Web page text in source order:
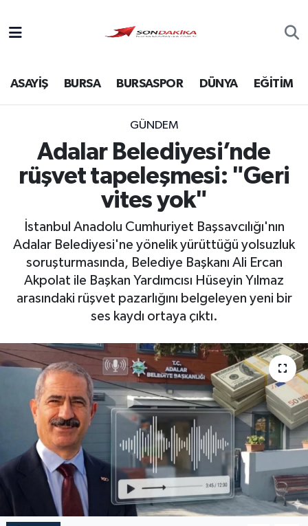
ASAYİŞ BURSA BURSASPOR DÜNYA EĞİTİM
GÜNDEM
Adalar Belediyesi’nde
rüşvet tapeleşmesi: "Geri
vites yok"
İstanbul Anadolu Cumhuriyet Başsavcılığı'nın
Adalar Belediyesi'ne yönelik yürüttüğü yolsuzluk
soruşturmasında, Belediye Başkanı Ali Ercan
Akpolat ile Başkan Yardımcısı Hüseyin Yılmaz
arasındaki rüşvet pazarlığını belgeleyen yeni bir
ses kaydı ortaya çıktı.
Bursa
Ekonomi
Genel
Gündem
Magazin
Siyaset
Spor
Türkiye
Video Galeri